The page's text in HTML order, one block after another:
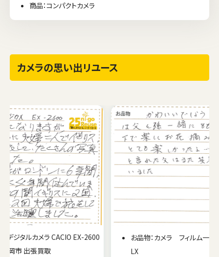
商品：コンパクトカメラ
カメラの思い出リユース
2600
お品物：カメラ フィルム一眼レフ PENTAX
LX